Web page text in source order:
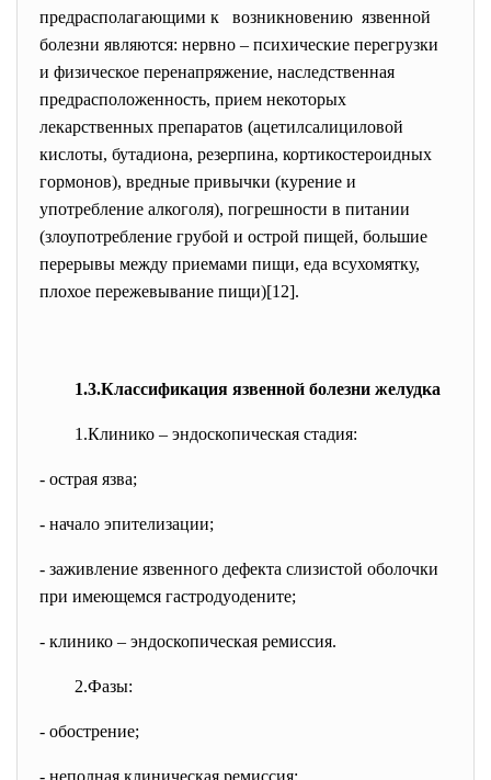
предрасполагающими к возникновению язвенной
болезни являются: нервно – психические перегрузки
и физическое перенапряжение, наследственная
предрасположенность, прием некоторых
лекарственных препаратов (ацетилсалициловой
кислоты, бутадиона, резерпина, кортикостероидных
гормонов), вредные привычки (курение и
употребление алкоголя), погрешности в питании
(злоупотребление грубой и острой пищей, большие
перерывы между приемами пищи, еда всухомятку,
плохое пережевывание пищи)[12].
1.3.Классификация язвенной болезни желудка
1.Клинико – эндоскопическая стадия:
- острая язва;
- начало эпителизации;
- заживление язвенного дефекта слизистой оболочки
при имеющемся гастродуодените;
- клинико – эндоскопическая ремиссия.
2.Фазы:
- обострение;
- неполная клиническая ремиссия;